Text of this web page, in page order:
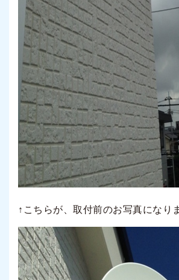
↑こちらが、取付前のお写真になり